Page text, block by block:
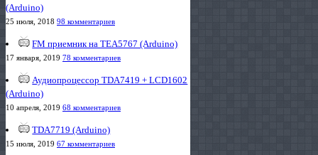
(Arduino)
25 июля, 2018 98 комментариев
FM приемник на TEA5767 (Arduino)
17 января, 2019 78 комментариев
Аудиопроцессор TDA7419 + LCD1602
(Arduino)
10 апреля, 2019 68 комментариев
TDA7719 (Arduino)
15 июля, 2019 67 комментариев